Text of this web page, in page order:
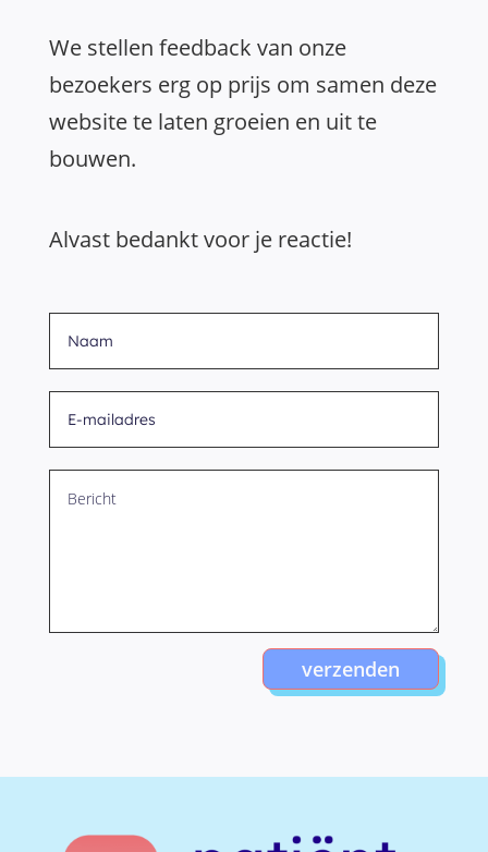
We stellen feedback van onze
bezoekers erg op prijs om samen deze
website te laten groeien en uit te
bouwen.
Alvast bedankt voor je reactie!
verzenden